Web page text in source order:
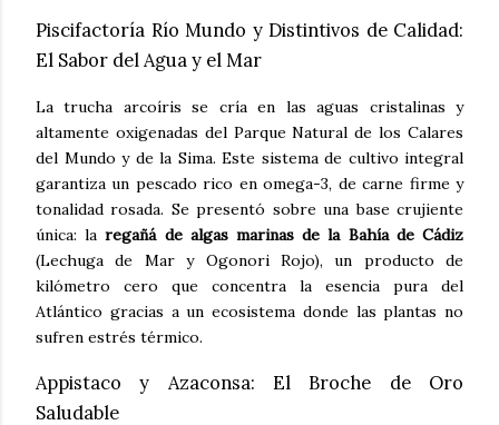
Piscifactoría Río Mundo y Distintivos de Calidad:
El Sabor del Agua y el Mar
La trucha arcoíris se cría en las aguas cristalinas y
altamente oxigenadas del Parque Natural de los Calares
del Mundo y de la Sima. Este sistema de cultivo integral
garantiza un pescado rico en omega-3, de carne firme y
tonalidad rosada. Se presentó sobre una base crujiente
única: laregañá de algas marinas de la Bahía de Cádiz
(Lechuga de Mar y Ogonori Rojo), un producto de
kilómetro cero que concentra la esencia pura del
Atlántico gracias a un ecosistema donde las plantas no
sufren estrés térmico.
Appistaco y Azaconsa: El Broche de Oro
Saludable